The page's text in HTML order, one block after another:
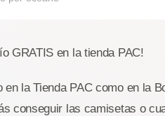
GRATIS en la tienda PAC!
en la Tienda PAC como en la
conseguir las camisetas o